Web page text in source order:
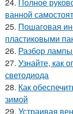
ванной
25. Пошаговая
пластиковыми
26. Разбор
27. Узнайте, как
светодиода
28. Как
зимой
29. Устраивая